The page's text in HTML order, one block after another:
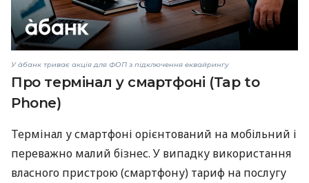
У àбанк триває акція для ФОП з підключення еквайрингу
Про термінал у смартфоні (Tap to
Phone)
Термінал у смартфоні орієнтований на мобільний і
переважно малий бізнес. У випадку використання
власного пристрою (смартфону) тариф на послугу